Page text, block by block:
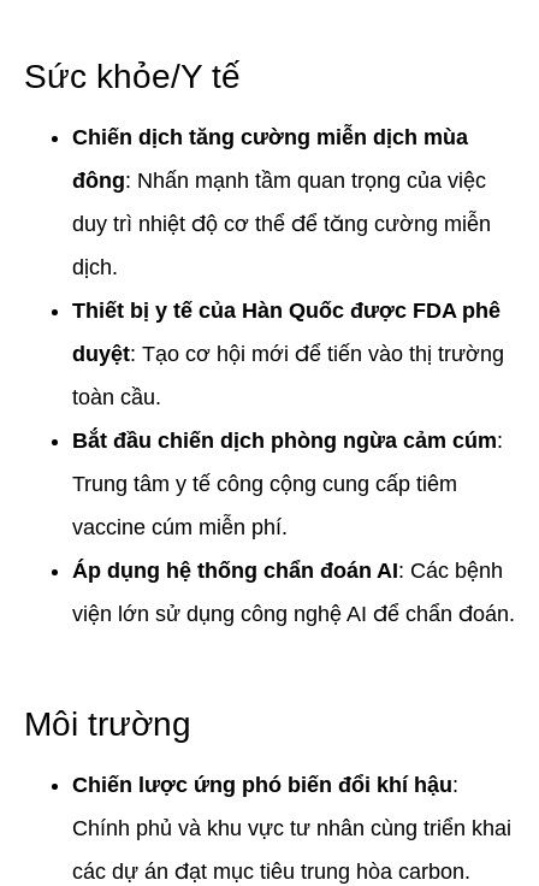
Sức khỏe/Y tế
Chiến dịch tăng cường miễn dịch mùa
đông: Nhấn mạnh tầm quan trọng của việc
duy trì nhiệt độ cơ thể để tăng cường miễn
dịch.
Thiết bị y tế của Hàn Quốc được FDA phê
duyệt: Tạo cơ hội mới để tiến vào thị trường
toàn cầu.
Bắt đầu chiến dịch phòng ngừa cảm cúm:
Trung tâm y tế công cộng cung cấp tiêm
vaccine cúm miễn phí.
Áp dụng hệ thống chẩn đoán AI: Các bệnh
viện lớn sử dụng công nghệ AI để chẩn đoán.
Môi trường
Chiến lược ứng phó biến đổi khí hậu:
Chính phủ và khu vực tư nhân cùng triển khai
các dự án đạt mục tiêu trung hòa carbon.